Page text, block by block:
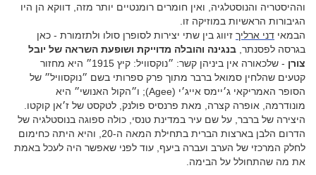
וההיסטריה והנוסטלגיה, ואין חומרים רומנטיים יותר מזה, דווקא הן היו
הגיבורות הראשיות במוזיקה זו.
הבמאי דני ארליך זיווג בין שתי יצירות לסופרן סולו ולתזמורת - כאן
בגרסה לפסנתר, בנגינה והובלה מדוייקת ושופעת השראה של יובל
צורן
- שלכאורה אין ביניהן קשר: ״נוקסוויל: קיץ 1915״ היא מחזור
קטעים שהלחין סמואל ברבר מתוך פרק ספרותי בשם ״נוקסוויל״ של
הסופר האמריקאי ג׳יימס אייג׳י (Agee); ו״הקול האנושי״ היא
מונודרמה, אופרה קצרה, מאת פרנסיס פולנק, לטקסט של ז׳אן קוקטו.
היצירה של ברבר, על שם עיר במדינת טנסי, כולה ספוגה בנוסטלגיה של
הדרום הלבן בארצות הברית בתחילת המאה ה-20, והיא היתה כחימום
לחלק המרכזי של הערב ועברה ביעף, עוד לפני שאפשר היה לעכל באמת
את מה שהתחולל על הבימה.